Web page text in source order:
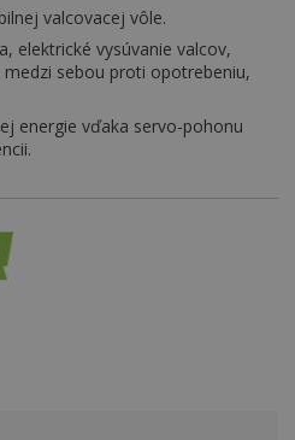
valcovacej vôle.
elektrické vysúvanie valcov,
sebou proti opotrebeniu,
energie vďaka servo-pohonu